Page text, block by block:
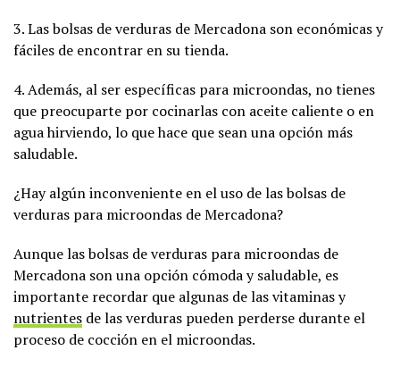
3. Las bolsas de verduras de Mercadona son económicas y
fáciles de encontrar en su tienda.
4. Además, al ser específicas para microondas, no tienes
que preocuparte por cocinarlas con aceite caliente o en
agua hirviendo, lo que hace que sean una opción más
saludable.
¿Hay algún inconveniente en el uso de las bolsas de
verduras para microondas de Mercadona?
Aunque las bolsas de verduras para microondas de
Mercadona son una opción cómoda y saludable, es
importante recordar que algunas de las vitaminas y
nutrientes de las verduras pueden perderse durante el
proceso de cocción en el microondas.